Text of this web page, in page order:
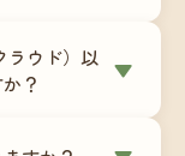
や、過去の帳
決算期のタイ
ラウド）以
？
▼